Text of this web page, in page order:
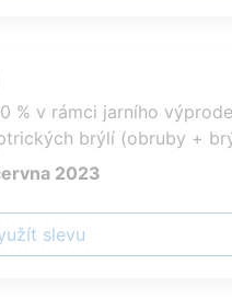
% v rámci jarního
brýlí (obruby +
2023
slevu